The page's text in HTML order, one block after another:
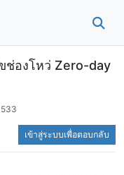
ช่องโหว่ Zero-day
533
เข้าสู่ระบบเพื่อตอบกลับ